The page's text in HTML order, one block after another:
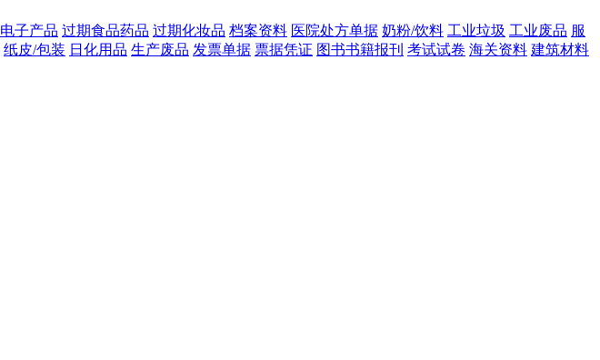
电子产品 过期食品药品 过期化妆品 档案资料 医院处方单据 奶粉/饮料 工业垃圾 工业废品 服
纸皮/包装 日化用品 生产废品 发票单据 票据凭证 图书书籍报刊 考试试卷 海关资料 建筑材料